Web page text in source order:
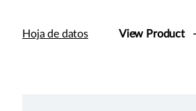
Hoja de datos View Product